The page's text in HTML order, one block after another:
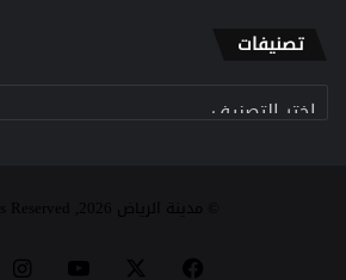
تصنيفات
تصنيفات
© مدينة الرياض 2026, All Rights Reserved
فيسبوك ‫YouTube